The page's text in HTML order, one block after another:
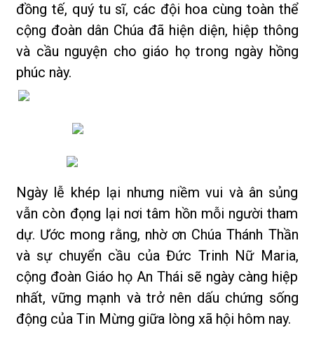
đồng tế, quý tu sĩ, các đội hoa cùng toàn thể
cộng đoàn dân Chúa đã hiện diện, hiệp thông
và cầu nguyện cho giáo họ trong ngày hồng
phúc này.
Ngày lễ khép lại nhưng niềm vui và ân sủng
vẫn còn đọng lại nơi tâm hồn mỗi người tham
dự. Ước mong rằng, nhờ ơn Chúa Thánh Thần
và sự chuyển cầu của Đức Trinh Nữ Maria,
cộng đoàn Giáo họ An Thái sẽ ngày càng hiệp
nhất, vững mạnh và trở nên dấu chứng sống
động của Tin Mừng giữa lòng xã hội hôm nay.